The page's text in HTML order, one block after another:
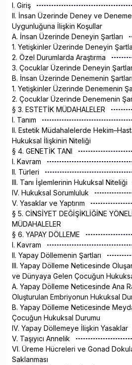
I. Giriş
II. İnsan Üzerinde Deney ve
Uygunluğuna İlişkin Koşullar
A. İnsan Üzerinde Deneyin Şartları
1. Yetişkinler Üzerinde Deneyin
2. Özel Durumlarda Araştırma
3. Çocuklar Üzerinde Deneyin
B. İnsan Üzerinde Denemenin Şartları
1. Yetişkinler Üzerinde Denemenin
2. Çocuklar Üzerinde Denemenin
§ 3. ESTETİK MÜDAHALELER
I. Tanım
II. Estetik Müdahalelerde
Hukuksal İlişkinin Niteliği
§ 4. GENETİK TANI
I. Kavram
II. Türleri
III. Tanı İşlemlerinin Hukuksal Niteliği
IV. Hukuksal Sorumluluk
V. Yasaklar ve Yaptırım
§ 5. CİNSİYET DEĞİŞİKLİĞİNE
MÜDAHALELER
§ 6. YAPAY DÖLLEME
I. Kavram
II. Yapay Döllemenin Şartları
III. Yapay Dölleme Neticesinde
ve Dünyaya Gelen Çocuğun
A. Yapay Dölleme Neticesinde Ana
Oluşturulan Embriyonun Hukuksal
B. Yapay Dölleme Neticesinde
Çocuğun Hukuksal Durumu
IV. Yapay Döllemeye İlişkin Yasaklar
V. Taşıyıcı Annelik
VI. Üreme Hücreleri ve Gonad
Saklanması